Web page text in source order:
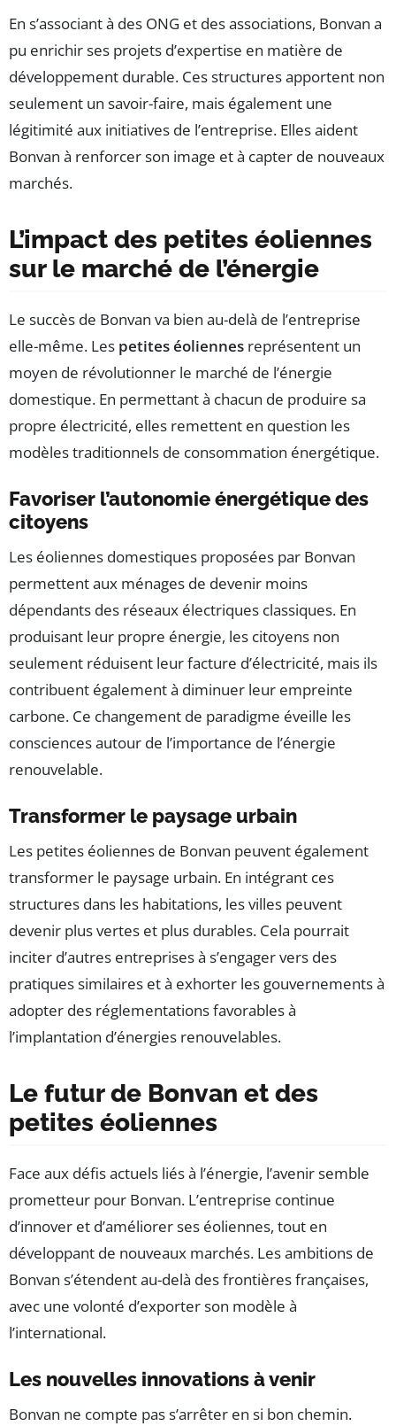
En s’associant à des ONG et des associations, Bonvan a
pu enrichir ses projets d’expertise en matière de
développement durable. Ces structures apportent non
seulement un savoir-faire, mais également une
légitimité aux initiatives de l’entreprise. Elles aident
Bonvan à renforcer son image et à capter de nouveaux
marchés.
L’impact des petites éoliennes
sur le marché de l’énergie
Le succès de Bonvan va bien au-delà de l’entreprise
elle-même. Les petites éoliennes représentent un
moyen de révolutionner le marché de l’énergie
domestique. En permettant à chacun de produire sa
propre électricité, elles remettent en question les
modèles traditionnels de consommation énergétique.
Favoriser l’autonomie énergétique des
citoyens
Les éoliennes domestiques proposées par Bonvan
permettent aux ménages de devenir moins
dépendants des réseaux électriques classiques. En
produisant leur propre énergie, les citoyens non
seulement réduisent leur facture d’électricité, mais ils
contribuent également à diminuer leur empreinte
carbone. Ce changement de paradigme éveille les
consciences autour de l’importance de l’énergie
renouvelable.
Transformer le paysage urbain
Les petites éoliennes de Bonvan peuvent également
transformer le paysage urbain. En intégrant ces
structures dans les habitations, les villes peuvent
devenir plus vertes et plus durables. Cela pourrait
inciter d’autres entreprises à s’engager vers des
pratiques similaires et à exhorter les gouvernements à
adopter des réglementations favorables à
l’implantation d’énergies renouvelables.
Le futur de Bonvan et des
petites éoliennes
Face aux défis actuels liés à l’énergie, l’avenir semble
prometteur pour Bonvan. L’entreprise continue
d’innover et d’améliorer ses éoliennes, tout en
développant de nouveaux marchés. Les ambitions de
Bonvan s’étendent au-delà des frontières françaises,
avec une volonté d’exporter son modèle à
l’international.
Les nouvelles innovations à venir
Bonvan ne compte pas s’arrêter en si bon chemin.